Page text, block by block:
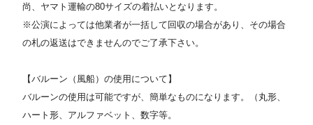
尚、ヤマト運輸の80サイズの着払いとなります。
※公演によっては他業者が一括して回収の場合があり、その場合
の札の返送はできませんのでご了承下さい。
【バルーン（風船）の使用について】
バルーンの使用は可能ですが、簡単なものになります。（丸形、
ハート形、アルファベット、数字等。